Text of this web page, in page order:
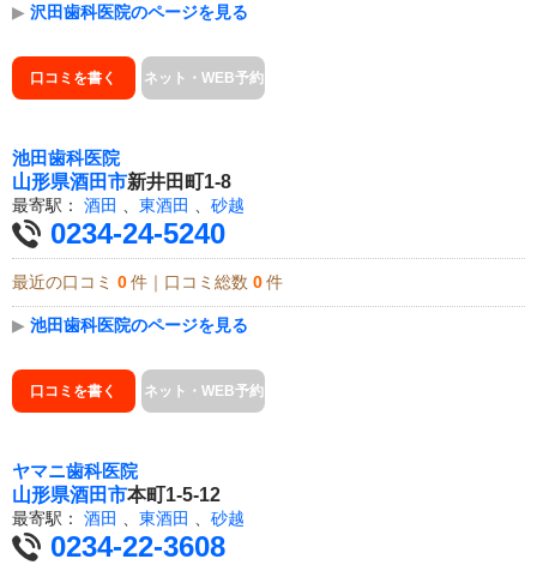
▶ 沢田歯科医院のページを見る
口コミを書く ネット・WEB予約
池田歯科医院
山形県酒田市新井田町1-8
最寄駅： 酒田 東酒田 砂越
0234-24-5240
最近の口コミ 0 件｜口コミ総数 0 件
▶ 池田歯科医院のページを見る
口コミを書く ネット・WEB予約
ヤマニ歯科医院
山形県酒田市本町1-5-12
最寄駅： 酒田 、 東酒田 、 砂越
0234-22-3608